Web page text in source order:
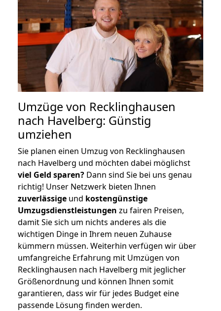
Umzüge von Recklinghausen
nach Havelberg: Günstig
umziehen
Sie planen einen Umzug von Recklinghausen
nach Havelberg und möchten dabei möglichst
viel Geld sparen? Dann sind Sie bei uns genau
richtig! Unser Netzwerk bieten Ihnen
zuverlässige und kostengünstige
Umzugsdienstleistungen zu fairen Preisen,
damit Sie sich um nichts anderes als die
wichtigen Dinge in Ihrem neuen Zuhause
kümmern müssen. Weiterhin verfügen wir über
umfangreiche Erfahrung mit Umzügen von
Recklinghausen nach Havelberg mit jeglicher
Größenordnung und können Ihnen somit
garantieren, dass wir für jedes Budget eine
passende Lösung finden werden.